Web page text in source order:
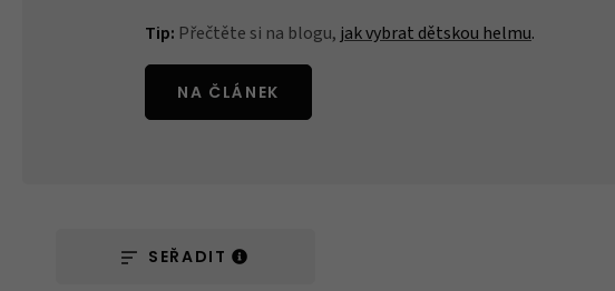
Ochranné fólie
Tip: Přečtěte si na blogu, jak vybrat dětskou helmu.
NA ČLÁNEK
SEŘADIT